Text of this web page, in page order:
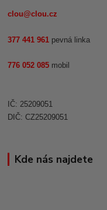
clou@clou.cz
377 441 961 pevná linka
776 052 085 mobil
IČ: 25209051
DIČ: CZ25209051
Kde nás najdete